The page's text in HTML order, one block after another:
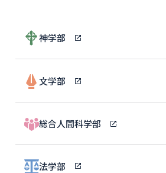
神学部
文学部
総合人間科学部
法学部